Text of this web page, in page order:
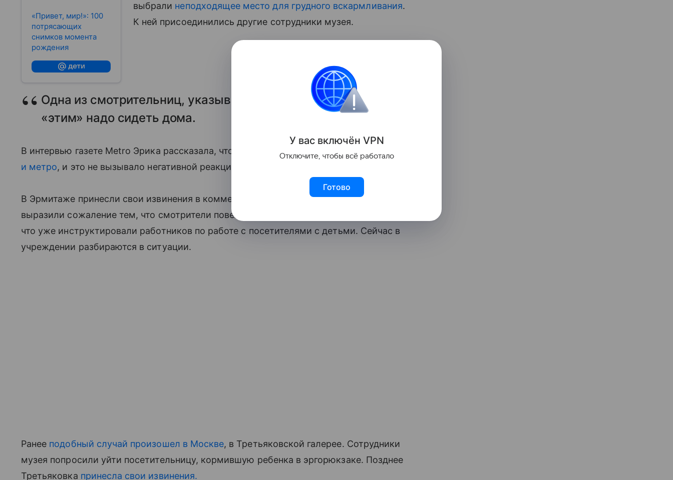
«Привет, мир!»: 100
потрясающих
снимков момента
рождения
выбрали неподходящее место для грудного вскармливания.
К ней присоединились другие сотрудники музея.
Одна из смотрительниц, указывая на детей, заявила, что с
«этим» надо сидеть дома.
В интервью газете Metro Эрика рассказала, что ранее
уже кормила ребенка в музеях
и метро, и это не вызывало негативной реакции.
В Эрмитаже принесли свои извинения в комментариях к посту женщины. В музее
выразили сожаление тем, что смотрители повели себя таким образом, и отметили,
что уже инструктировали работников по работе с посетителями с детьми. Сейчас в
учреждении разбираются в ситуации.
Ранее подобный случай произошел в Москве, в Третьяковской галерее. Сотрудники
музея попросили уйти посетительницу, кормившую ребенка в эргорюкзаке. Позднее
Третьяковка принесла свои извинения.
У вас включён VPN
Отключите, чтобы всё работало
Готово